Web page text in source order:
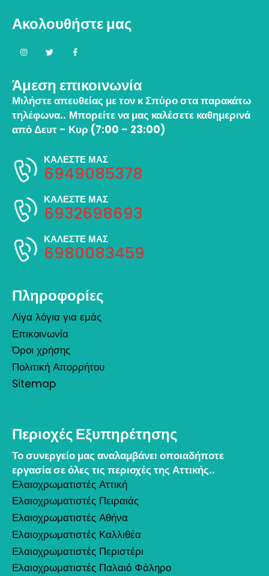
Ακολουθήστε μας
Άμεση επικοινωνία
Μιλήστε απευθείας με τον κ Σπύρο στα παρακάτω
τηλέφωνα.. Μπορείτε να μας καλέσετε καθημερινά
από Δευτ - Κυρ (7:00 - 23:00)
ΚΑΛΕΣΤΕ ΜΑΣ
6949085378
ΚΑΛΕΣΤΕ ΜΑΣ
6932698693
ΚΑΛΕΣΤΕ ΜΑΣ
6980083459
Πληροφορίες
Λίγα λόγια για εμάς
Επικοινωνία
Όροι χρήσης
Πολιτική Απορρήτου
Sitemap
Περιοχές Εξυπηρέτησης
Το συνεργείο μας αναλαμβάνει οποιαδήποτε
εργασία σε όλες τις περιοχές της Αττικής..
Ελαιοχρωματιστές Αττική
Ελαιοχρωματιστές Πειραιάς
Ελαιοχρωματιστές Αθήνα
Ελαιοχρωματιστές Καλλιθέα
Ελαιοχρωματιστές Περιστέρι
Ελαιοχρωματιστές Παλαιό Φάληρο